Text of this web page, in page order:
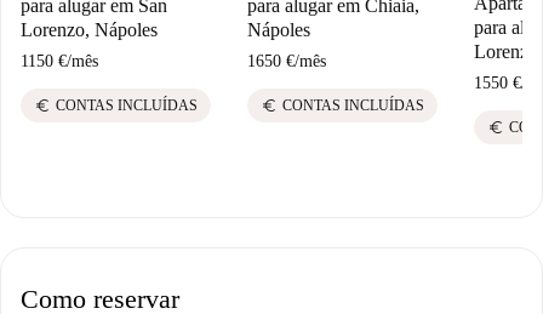
para alugar em San
Lorenzo, Nápoles
1150 €/mês
euro CONTAS INCLUÍDAS
para alugar em Chiaia,
Nápoles
1650 €/mês
euro CONTAS INCLUÍDAS
para
1550 €/
euro
Como reservar